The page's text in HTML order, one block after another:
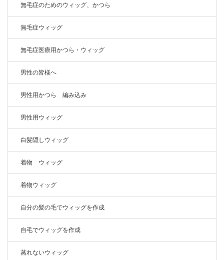
無毛症のためのウィッグ、かつら
無毛症ウィッグ
無毛症医療用かつら・ウィッグ
男性の皆様へ
男性用かつら 編み込み
男性用ウィッグ
白髪隠しウィッグ
着物 ウィッグ
着物ウィッグ
自分の髪の毛でウィッグを作成
自毛でウィッグを作成
蒸れないウィッグ